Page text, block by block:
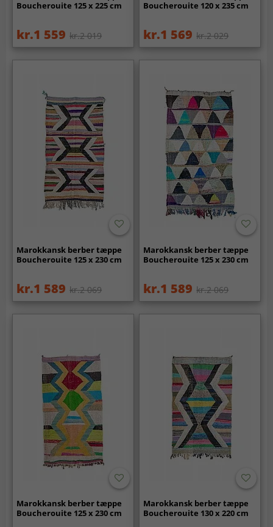
Boucherouite 125 x 225 cm
kr.1 559 kr.2 019
Boucherouite 120 x 235 cm
kr.1 569 kr.2 029
Marokkansk berber tæppe
Boucherouite 125 x 230 cm
kr.1 589 kr.2 069
Marokkansk berber tæppe
Boucherouite 125 x 230 cm
kr.1 589 kr.2 069
Marokkansk berber tæppe
Boucherouite 125 x 230 cm
Marokkansk berber tæppe
Boucherouite 130 x 220 cm